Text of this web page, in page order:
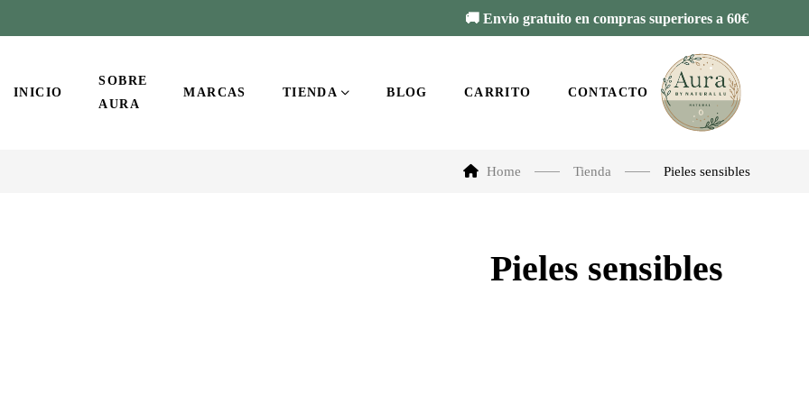
🚚 Envio gratuito en compras superiores a 60€
INICIO
SOBRE
AURA
MARCAS TIENDA BLOG CARRITO CONTACTO
Home Tienda Pieles sensibles
Pieles sensibles